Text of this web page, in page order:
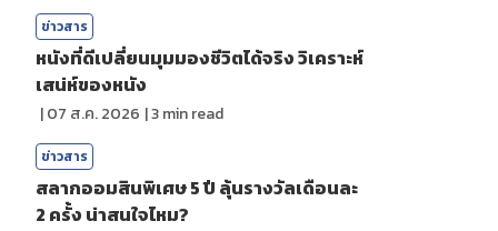
ข่าวสาร
หนังที่ดีเปลี่ยนมุมมองชีวิตได้จริง วิเคราะห์
เสน่ห์ของหนัง
|07 ส.ค. 2026 |3min read
ข่าวสาร
สลากออมสินพิเศษ 5 ปี ลุ้นรางวัลเดือนละ
2 ครั้ง น่าสนใจไหม?